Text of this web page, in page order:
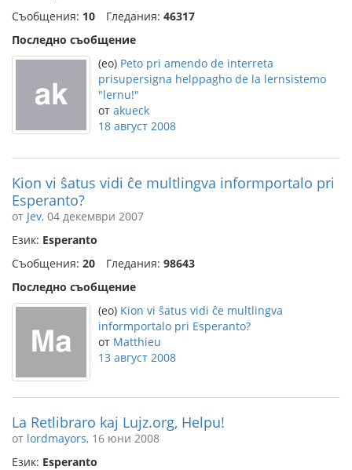
Съобщения: 10 Гледания: 46317
Последно съобщение
(eo) Peto pri amendo de interreta
prisupersigna helppagho de la lernsistemo
"lernu!"
от akueck
18 август 2008
Kion vi ŝatus vidi ĉe multlingva informportalo pri
Esperanto?
от Jev, 04 декември 2007
Език: Esperanto
Съобщения: 20 Гледания: 98643
Последно съобщение
(eo) Kion vi ŝatus vidi ĉe multlingva
informportalo pri Esperanto?
от Matthieu
13 август 2008
La Retlibraro kaj Lujz.org, Helpu!
от lordmayors, 16 юни 2008
Език: Esperanto